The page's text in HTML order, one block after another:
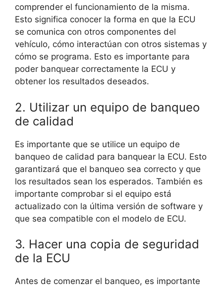
comprender el funcionamiento de la misma.
Esto significa conocer la forma en que la ECU
se comunica con otros componentes del
vehículo, cómo interactúan con otros sistemas y
cómo se programa. Esto es importante para
poder banquear correctamente la ECU y
obtener los resultados deseados.
2. Utilizar un equipo de banqueo
de calidad
Es importante que se utilice un equipo de
banqueo de calidad para banquear la ECU. Esto
garantizará que el banqueo sea correcto y que
los resultados sean los esperados. También es
importante comprobar si el equipo está
actualizado con la última versión de software y
que sea compatible con el modelo de ECU.
3. Hacer una copia de seguridad
de la ECU
Antes de comenzar el banqueo, es importante